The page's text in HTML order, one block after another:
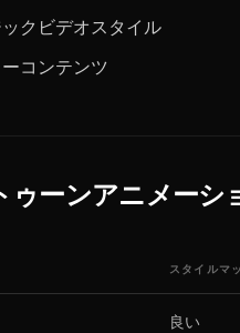
ックビデオスタイル
ーコンテンツ
ゥーンアニメーシ
スタイルマ
良い